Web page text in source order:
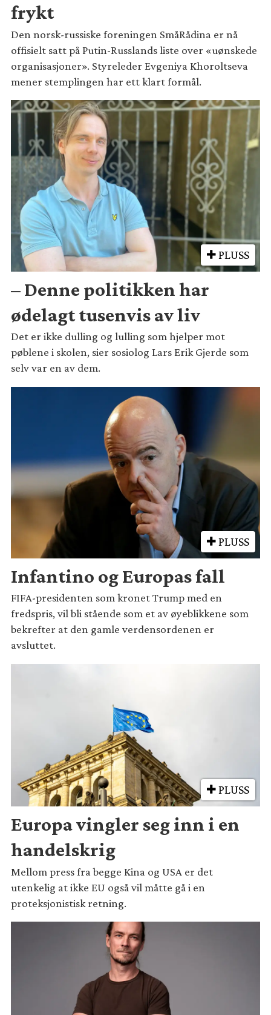
frykt
Den norsk-russiske foreningen SmåRådina er nå
offisielt satt på Putin-Russlands liste over «uønskede
organisasjoner». Styreleder Evgeniya Khoroltseva
mener stemplingen har ett klart formål.
PLUSS
– Denne politikken har
ødelagt tusenvis av liv
Det er ikke dulling og lulling som hjelper mot
pøblene i skolen, sier sosiolog Lars Erik Gjerde som
selv var en av dem.
PLUSS
Infantino og Europas fall
FIFA-presidenten som kronet Trump med en
fredspris, vil bli stående som et av øyeblikkene som
bekrefter at den gamle verdensordenen er
avsluttet.
PLUSS
Europa vingler seg inn i en
handelskrig
Mellom press fra begge Kina og USA er det
utenkelig at ikke EU også vil måtte gå i en
proteksjonistisk retning.